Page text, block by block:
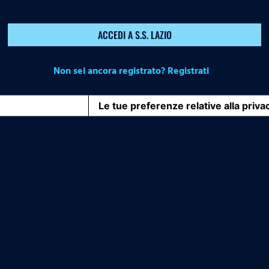
ACCEDI A S.S. LAZIO
Non sei ancora registrato? Registrati
Le tue preferenze relative alla